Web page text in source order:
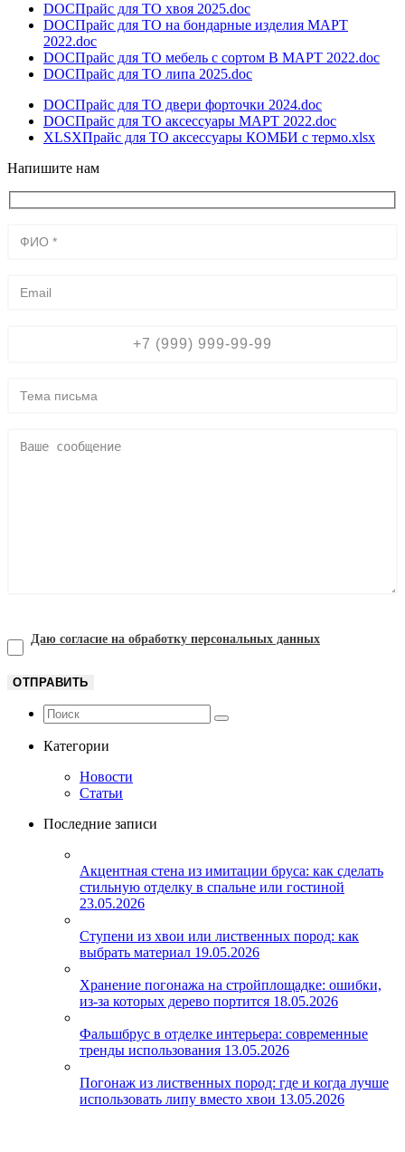
DOCПрайс для ТО хвоя 2025.doc
DOCПрайс для ТО на бондарные изделия МАРТ
2022.doc
DOCПрайс для ТО мебель с сортом В МАРТ 2022.doc
DOCПрайс для ТО липа 2025.doc
DOCПрайс для ТО двери форточки 2024.doc
DOCПрайс для ТО аксессуары МАРТ 2022.doc
XLSXПрайс для ТО аксессуары КОМБИ с термо.xlsx
Напишите нам
Даю согласие на обработку персональных данных
Категории
Новости
Статьи
Последние записи
Акцентная стена из имитации бруса: как сделать
стильную отделку в спальне или гостиной
23.05.2026
Ступени из хвои или лиственных пород: как
выбрать материал 19.05.2026
Хранение погонажа на стройплощадке: ошибки,
из-за которых дерево портится 18.05.2026
Фальшбрус в отделке интерьера: современные
тренды использования 13.05.2026
Погонаж из лиственных пород: где и когда лучше
использовать липу вместо хвои 13.05.2026